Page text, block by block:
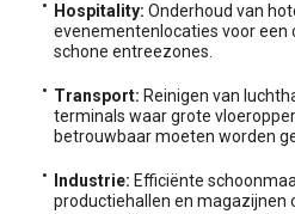
Hospitality: Onderhoud van
evenementenlocaties voor een
schone entreezones.
Transport: Reinigen van
terminals waar grote
betrouwbaar moeten worden
Industrie: Efficiënte
productiehallen en magazijnen